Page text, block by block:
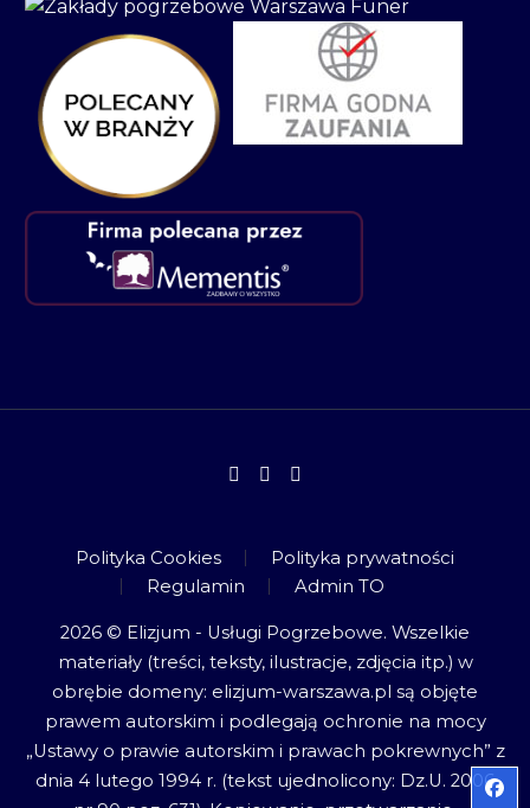
Polityka Cookies
Polityka prywatności
Regulamin
Admin TO
2026 © Elizjum - Usługi Pogrzebowe. Wszelkie
materiały (treści, teksty, ilustracje, zdjęcia itp.) w
obrębie domeny: elizjum-warszawa.pl są objęte
prawem autorskim i podlegają ochronie na mocy
„Ustawy o prawie autorskim i prawach pokrewnych” z
dnia 4 lutego 1994 r. (tekst ujednolicony: Dz.U. 2006